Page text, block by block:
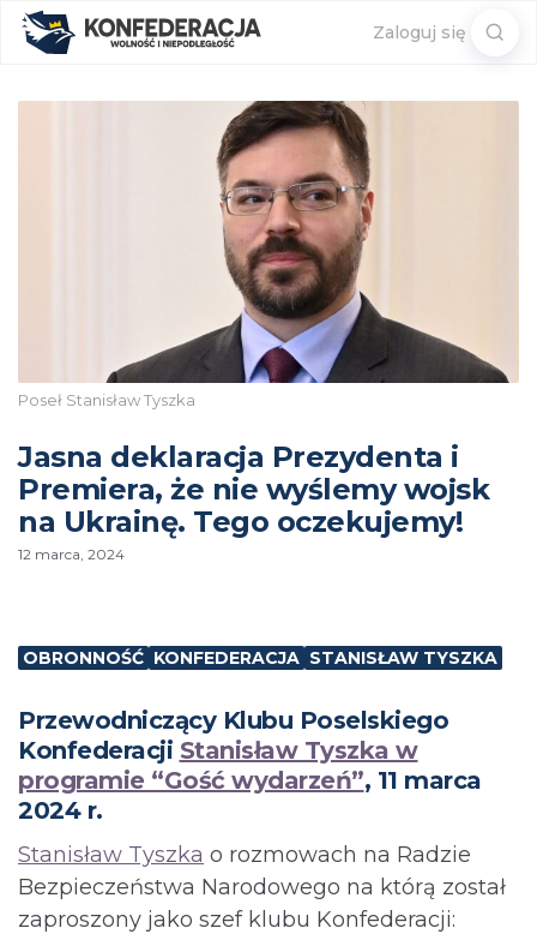
Zaloguj się
Poseł Stanisław Tyszka
Jasna deklaracja Prezydenta i
Premiera, że nie wyślemy wojsk
na Ukrainę. Tego oczekujemy!
12 marca, 2024
OBRONNOŚĆ KONFEDERACJA STANISŁAW TYSZKA
Przewodniczący Klubu Poselskiego
Konfederacji Stanisław Tyszka w
programie “Gość wydarzeń”, 11 marca
2024 r.
Stanisław Tyszka o rozmowach na Radzie
Bezpieczeństwa Narodowego na którą został
zaproszony jako szef klubu Konfederacji: